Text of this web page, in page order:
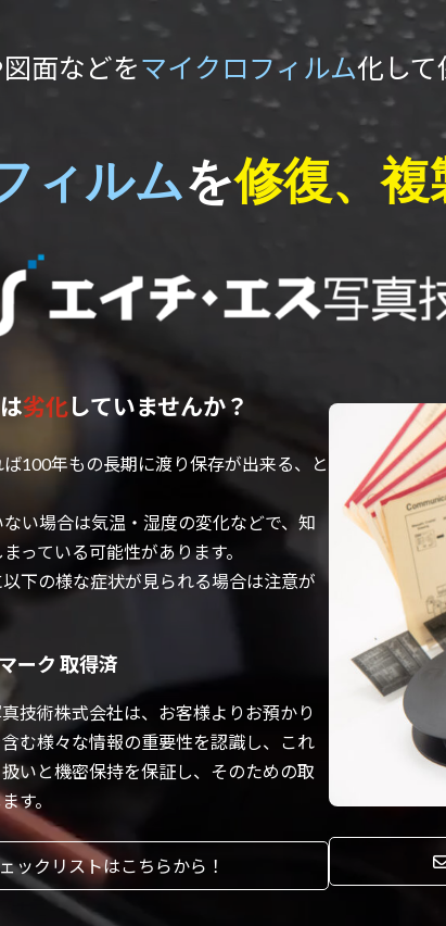
面などをマイクロフィルム化して
ィルムを修復、複
は劣化していませんか？
100年もの長期に渡り保存が出来る、と
い場合は気温・湿度の変化などで、知
っている可能性があります。
下の様な症状が見られる場合は注意が
ーク 取得済
技術株式会社は、お客様よりお預かり
む様々な情報の重要性を認識し、これ
いと機密保持を保証し、そのための取
す。
ックリストはこちらから！